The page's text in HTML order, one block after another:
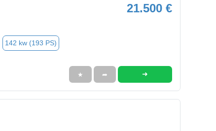
21.500 €
142 kw (193 PS)
★ ➦ ➜